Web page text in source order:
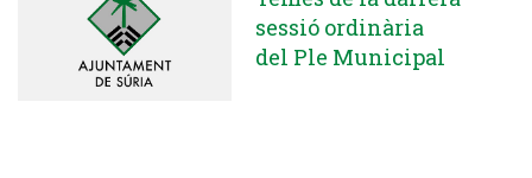
sessió ordinària
del Ple Municipal